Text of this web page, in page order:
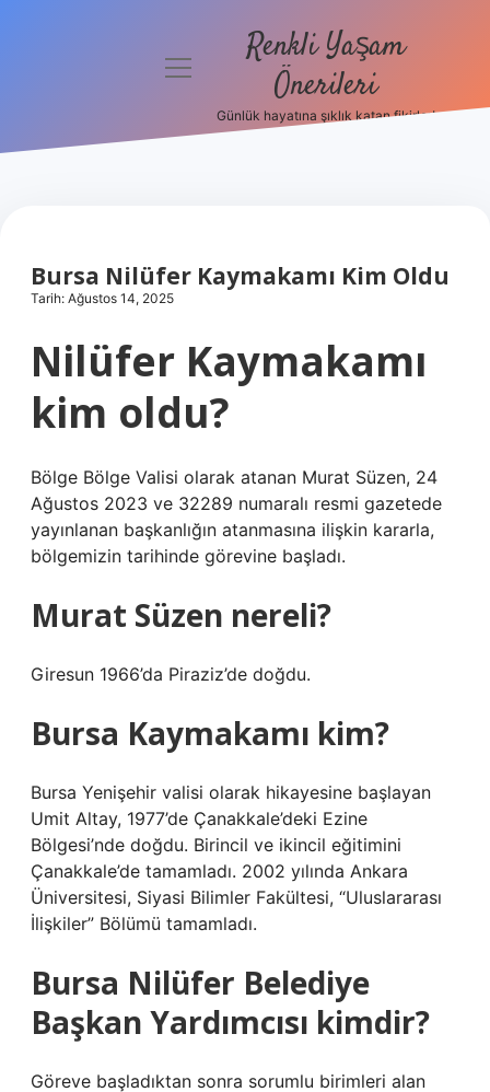
Hakkımızda
menüyü
Renkli Yaşam
Önerileri
Günlük hayatına şıklık katan fikirler!
Bursa Nilüfer Kaymakamı Kim Oldu
Tarih: Ağustos 14, 2025
Nilüfer Kaymakamı
kim oldu?
Bölge Bölge Valisi olarak atanan Murat Süzen, 24
Ağustos 2023 ve 32289 numaralı resmi gazetede
yayınlanan başkanlığın atanmasına ilişkin kararla,
bölgemizin tarihinde görevine başladı.
Murat Süzen nereli?
Giresun 1966’da Piraziz’de doğdu.
Bursa Kaymakamı kim?
Bursa Yenişehir valisi olarak hikayesine başlayan
Umit Altay, 1977’de Çanakkale’deki Ezine
Bölgesi’nde doğdu. Birincil ve ikincil eğitimini
Çanakkale’de tamamladı. 2002 yılında Ankara
Üniversitesi, Siyasi Bilimler Fakültesi, “Uluslararası
İlişkiler” Bölümü tamamladı.
Bursa Nilüfer Belediye
Başkan Yardımcısı kimdir?
Göreve başladıktan sonra sorumlu birimleri alan